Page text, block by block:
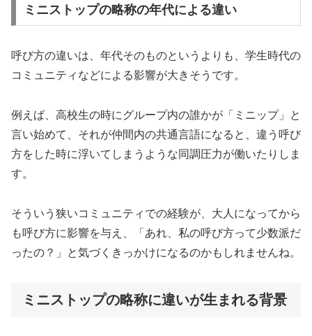
ミニストップの略称の年代による違い
呼び方の違いは、年代そのものというよりも、学生時代の
コミュニティなどによる影響が大きそうです。
例えば、高校生の時にグループ内の誰かが「ミニップ」と
言い始めて、それが仲間内の共通言語になると、違う呼び
方をした時に浮いてしまうような同調圧力が働いたりしま
す。
そういう狭いコミュニティでの経験が、大人になってから
も呼び方に影響を与え、「あれ、私の呼び方って少数派だ
ったの？」と気づくきっかけになるのかもしれませんね。
ミニストップの略称に違いが生まれる背景